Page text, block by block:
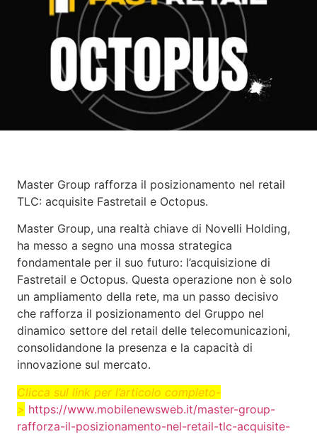
Master Group rafforza il posizionamento nel retail
TLC: acquisite Fastretail e Octopus.
Master Group, una realtà chiave di Novelli Holding,
ha messo a segno una mossa strategica
fondamentale per il suo futuro: l’acquisizione di
Fastretail e Octopus. Questa operazione non è solo
un ampliamento della rete, ma un passo decisivo
che rafforza il posizionamento del Gruppo nel
dinamico settore del retail delle telecomunicazioni,
consolidandone la presenza e la capacità di
innovazione sul mercato.
Clicca sul link per l’articolo completo-
> https://www.mobilenewsweb.it/master-group-
rafforza-il-posizionamento-nel-retail-tlc-acquisite-